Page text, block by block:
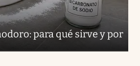
para qué sirve y por